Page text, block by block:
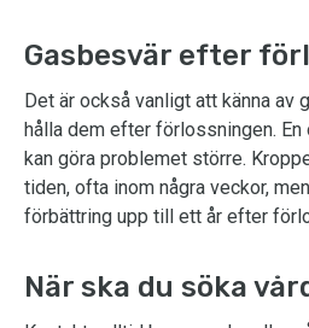
Gasbesvär efter
Det är också vanligt att känna av
hålla dem efter förlossningen.
kan göra problemet större.
tiden, ofta inom några veckor,
förbättring upp till ett år efter
När ska du söka